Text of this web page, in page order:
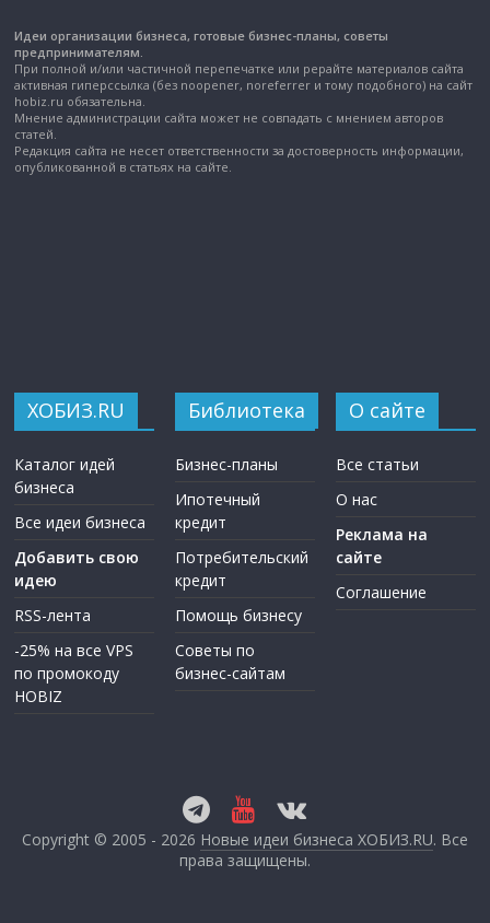
Идеи организации бизнеса, готовые бизнес-планы, советы
предпринимателям.
При полной и/или частичной перепечатке или рерайте материалов сайта
активная гиперссылка (без noopener, noreferrer и тому подобного) на сайт
hobiz.ru обязательна.
Мнение администрации сайта может не совпадать с мнением авторов
статей.
Редакция сайта не несет ответственности за достоверность информации,
опубликованной в статьях на сайте.
ХОБИЗ.RU
Каталог идей
бизнеса
Все идеи бизнеса
Добавить свою
идею
RSS-лента
-25% на все VPS
по промокоду
HOBIZ
Библиотека
Бизнес-планы
Ипотечный
кредит
Потребительский
кредит
Помощь бизнесу
Советы по
бизнес-сайтам
О сайте
Все статьи
О нас
Реклама на
сайте
Соглашение
Copyright © 2005 - 2026 Новые идеи бизнеса ХОБИЗ.RU. Все
права защищены.